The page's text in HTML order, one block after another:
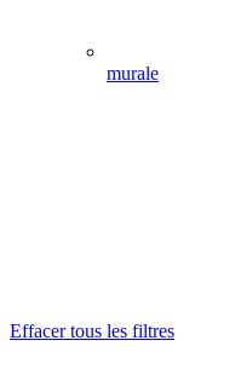
murale
Effacer tous les filtres